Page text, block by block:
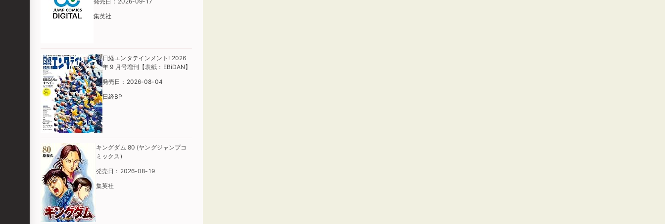
集英社
日経エンタテインメント! 2026
年 9 月号増刊【表紙：EBiDAN】
発売日：2026-08-04
日経BP
キングダム 80 (ヤングジャンプコ
ミックス)
発売日：2026-08-19
集英社